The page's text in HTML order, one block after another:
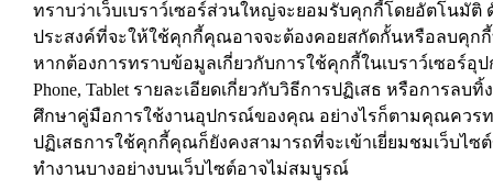
ทราบว่าเว็บเบราว์เซอร์ส่วนใหญ่จะยอมรับคุกกี้โดยอัตโนมั
ประสงค์ที่จะให้ใช้คุกกี้คุณอาจจะต้องคอยสกัดกั้นหรือลบคุกกี้
หากต้องการทราบข้อมูลเกี่ยวกับการใช้คุกกี้ในเบราว์เซอร์อุป
Phone, Tablet รายละเอียดเกี่ยวกับวิธีการปฏิเสธ หรือการลบ
ศึกษาคู่มือการใช้งานอุปกรณ์ของคุณ อย่างไรก็ตามคุณควร
ปฏิเสธการใช้คุกกี้คุณก็ยังคงสามารถที่จะเข้าเยี่ยมชมเว็บไซ
ทำงานบางอย่างบนเว็บไซต์อาจไม่สมบูรณ์